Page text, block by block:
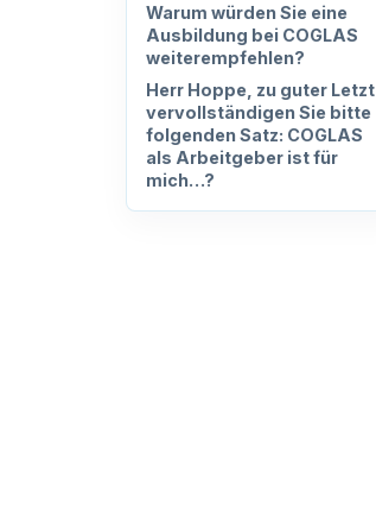
Warum würden Sie eine
Ausbildung bei COGLAS
weiterempfehlen?
Herr Hoppe, zu guter Letzt
vervollständigen Sie bitte
folgenden Satz: COGLAS
als Arbeitgeber ist für
mich…?